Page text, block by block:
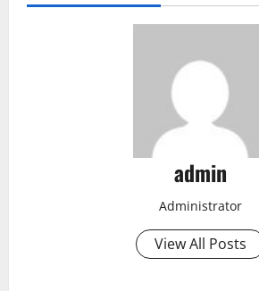
admin
Administrator
View All Posts